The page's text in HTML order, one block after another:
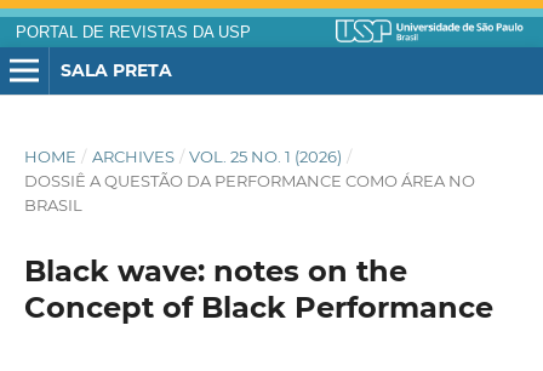
PORTAL DE REVISTAS DA USP
SALA PRETA
HOME / ARCHIVES / VOL. 25 NO. 1 (2026) /
DOSSIÊ A QUESTÃO DA PERFORMANCE COMO ÁREA NO
BRASIL
Black wave: notes on the
Concept of Black Performance